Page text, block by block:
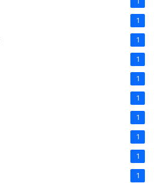
1
1
1
1
1
1
1
1
1